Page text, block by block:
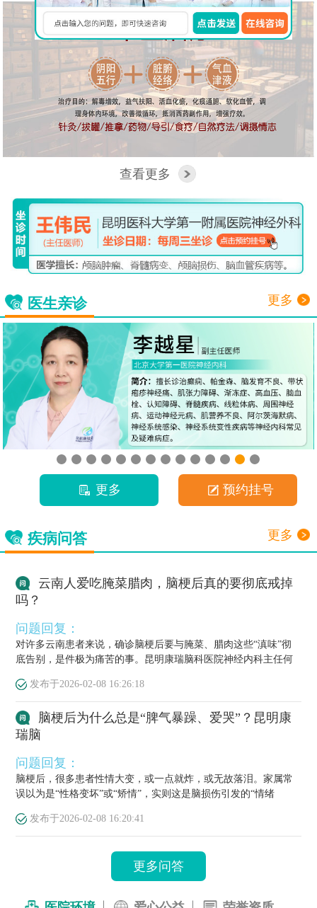
查看更多
医生亲诊 更多
更多 预约挂号
疾病问答 更多
云南人爱吃腌菜腊肉，脑梗后真的要彻底戒掉
吗？
问题回复：
对许多云南患者来说，确诊脑梗后要与腌菜、腊肉这些“滇味”彻
底告别，是件极为痛苦的事。昆明康瑞脑科医院神经内科主任何
发布于2026-02-08 16:26:18
脑梗后为什么总是“脾气暴躁、爱哭”？昆明康
瑞脑
问题回复：
脑梗后，很多患者性情大变，或一点就炸，或无故落泪。家属常
误以为是“性格变坏”或“矫情”，实则这是脑损伤引发的“情绪
发布于2026-02-08 16:20:41
更多问答